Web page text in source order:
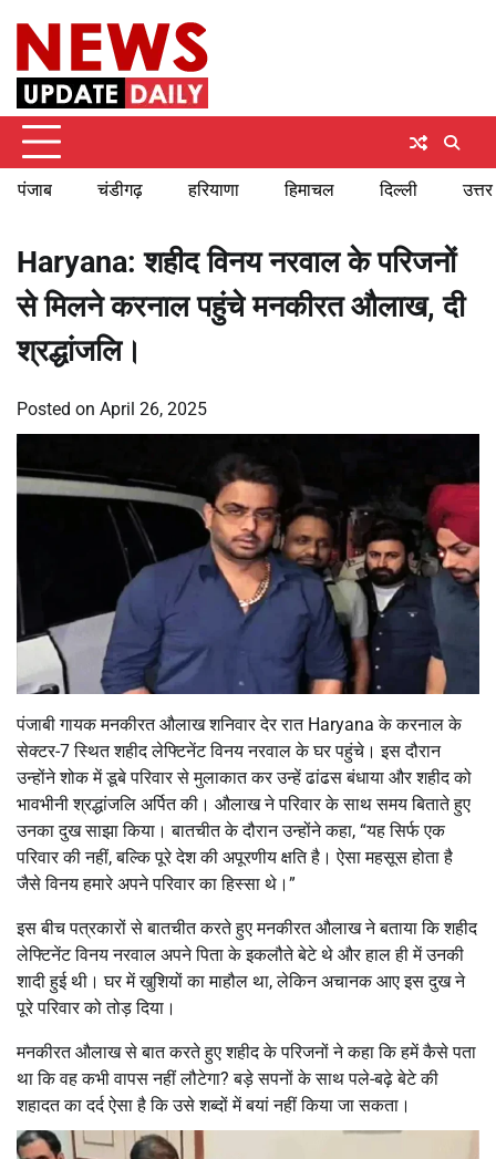
content
पंजाब चंडीगढ़ हरियाणा हिमाचल दिल्ली
Haryana: शहीद विनय नरवाल के परिजनों
से मिलने करनाल पहुंचे मनकीरत औलाख, दी
श्रद्धांजलि।
Posted on April 26, 2025
पंजाबी गायक मनकीरत औलाख शनिवार देर रात Haryana के करनाल के
सेक्टर-7 स्थित शहीद लेफ्टिनेंट विनय नरवाल के घर पहुंचे। इस दौरान
उन्होंने शोक में डूबे परिवार से मुलाकात कर उन्हें ढांढस बंधाया और शहीद को
भावभीनी श्रद्धांजलि अर्पित की। औलाख ने परिवार के साथ समय बिताते हुए
उनका दुख साझा किया। बातचीत के दौरान उन्होंने कहा, “यह सिर्फ एक
परिवार की नहीं, बल्कि पूरे देश की अपूरणीय क्षति है। ऐसा महसूस होता है
जैसे विनय हमारे अपने परिवार का हिस्सा थे।”
इस बीच पत्रकारों से बातचीत करते हुए मनकीरत औलाख ने बताया कि शहीद
लेफ्टिनेंट विनय नरवाल अपने पिता के इकलौते बेटे थे और हाल ही में उनकी
शादी हुई थी। घर में खुशियों का माहौल था, लेकिन अचानक आए इस दुख ने
पूरे परिवार को तोड़ दिया।
मनकीरत औलाख से बात करते हुए शहीद के परिजनों ने कहा कि हमें कैसे पता
था कि वह कभी वापस नहीं लौटेगा? बड़े सपनों के साथ पले-बढ़े बेटे की
शहादत का दर्द ऐसा है कि उसे शब्दों में बयां नहीं किया जा सकता।